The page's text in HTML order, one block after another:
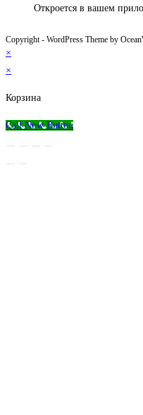
Откроется в вашем
Copyright - WordPress Theme by
×
×
Корзина
Call Now Button